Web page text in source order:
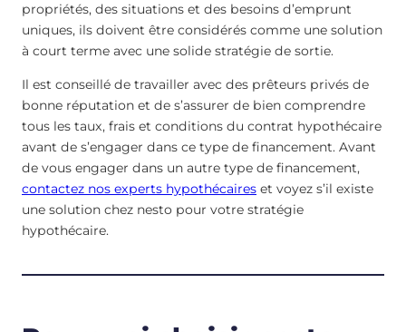
propriétés, des situations et des besoins d’emprunt
uniques, ils doivent être considérés comme une solution
à court terme avec une solide stratégie de sortie.
Il est conseillé de travailler avec des prêteurs privés de
bonne réputation et de s’assurer de bien comprendre
tous les taux, frais et conditions du contrat hypothécaire
avant de s’engager dans ce type de financement. Avant
de vous engager dans un autre type de financement,
contactez nos experts hypothécaires et voyez s’il existe
une solution chez nesto pour votre stratégie
hypothécaire.